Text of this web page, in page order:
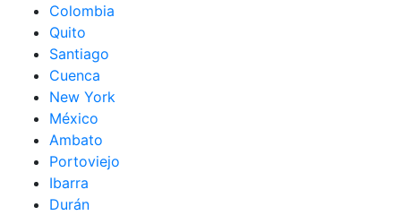
Colombia
Quito
Santiago
Cuenca
New York
México
Ambato
Portoviejo
Ibarra
Durán